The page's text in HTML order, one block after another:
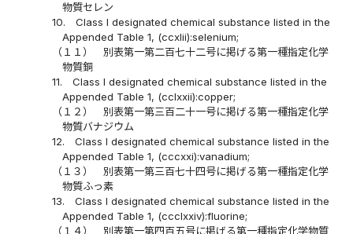
物質セレン
10.
Class I designated chemical substance listed in the
Appended Table 1, (ccxlii):selenium;
（１１）
別表第一第二百七十二号に掲げる第一種指定化学
物質銅
11.
Class I designated chemical substance listed in the
Appended Table 1, (cclxxii):copper;
（１２）
別表第一第三百二十一号に掲げる第一種指定化学
物質バナジウム
12.
Class I designated chemical substance listed in the
Appended Table 1, (cccxxi):vanadium;
（１３）
別表第一第三百七十四号に掲げる第一種指定化学
物質ふっ素
13.
Class I designated chemical substance listed in the
Appended Table 1, (ccclxxiv):fluorine;
（１４）
別表第一第四百五号に掲げる第一種指定化学物質